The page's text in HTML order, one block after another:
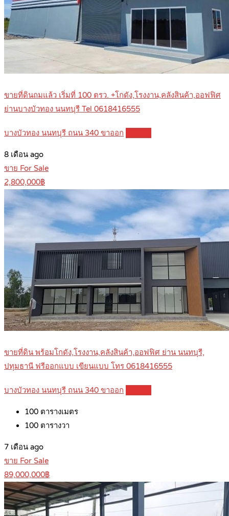
ขายที่ดินถมแล้ว เริ่มที่ 100 ตรว. +โกดัง,โรงงาน,คลังสินค้า,ออฟฟิศ
ย่านบางบัวทอง นนทบุรี Tel 0618416555
บางบัวทอง นนทบุรี ถนน 340 ขาออก
8 เดือน ago
ขาย For Sale
2,800,000฿
ขายที่ดิน พร้อมโกดัง,โรงงาน,คลังสินค้า,ออฟฟิศ ย่าน นนทบุรี,
ปทุมธานี ฟรีออกแบบ เขียนแบบ โทร 0618416555
บางบัวทอง นนทบุรี ถนน 340 ขาออก
100 ตารางเมตร
100 ตารางวา
7 เดือน ago
ขาย For Sale
89,000,000฿